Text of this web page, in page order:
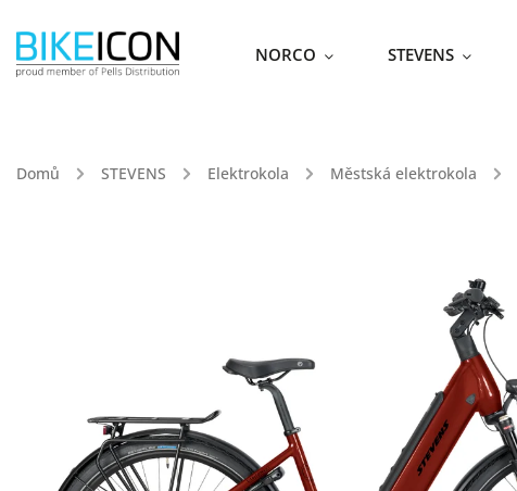
NORCO STEVENS
Domů / STEVENS / Elektrokola / Městská elektrokola /